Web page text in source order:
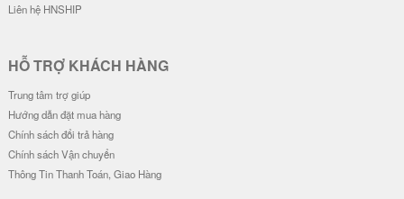
Liên hệ HNSHIP
HỖ TRỢ KHÁCH HÀNG
Trung tâm trợ giúp
Hướng dẫn đặt mua hàng
Chính sách đổi trả hàng
Chính sách Vận chuyển
Thông Tin Thanh Toán, Giao Hàng